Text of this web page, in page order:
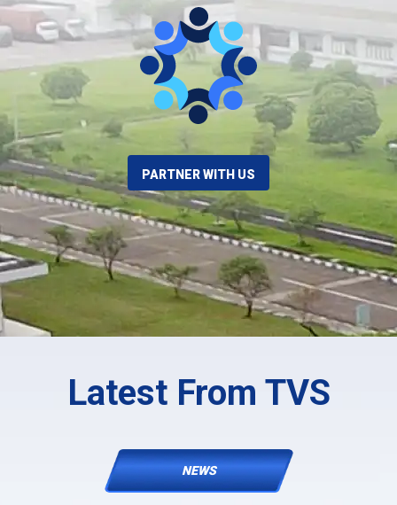
PARTNER WITH US
Latest From TVS
NEWS